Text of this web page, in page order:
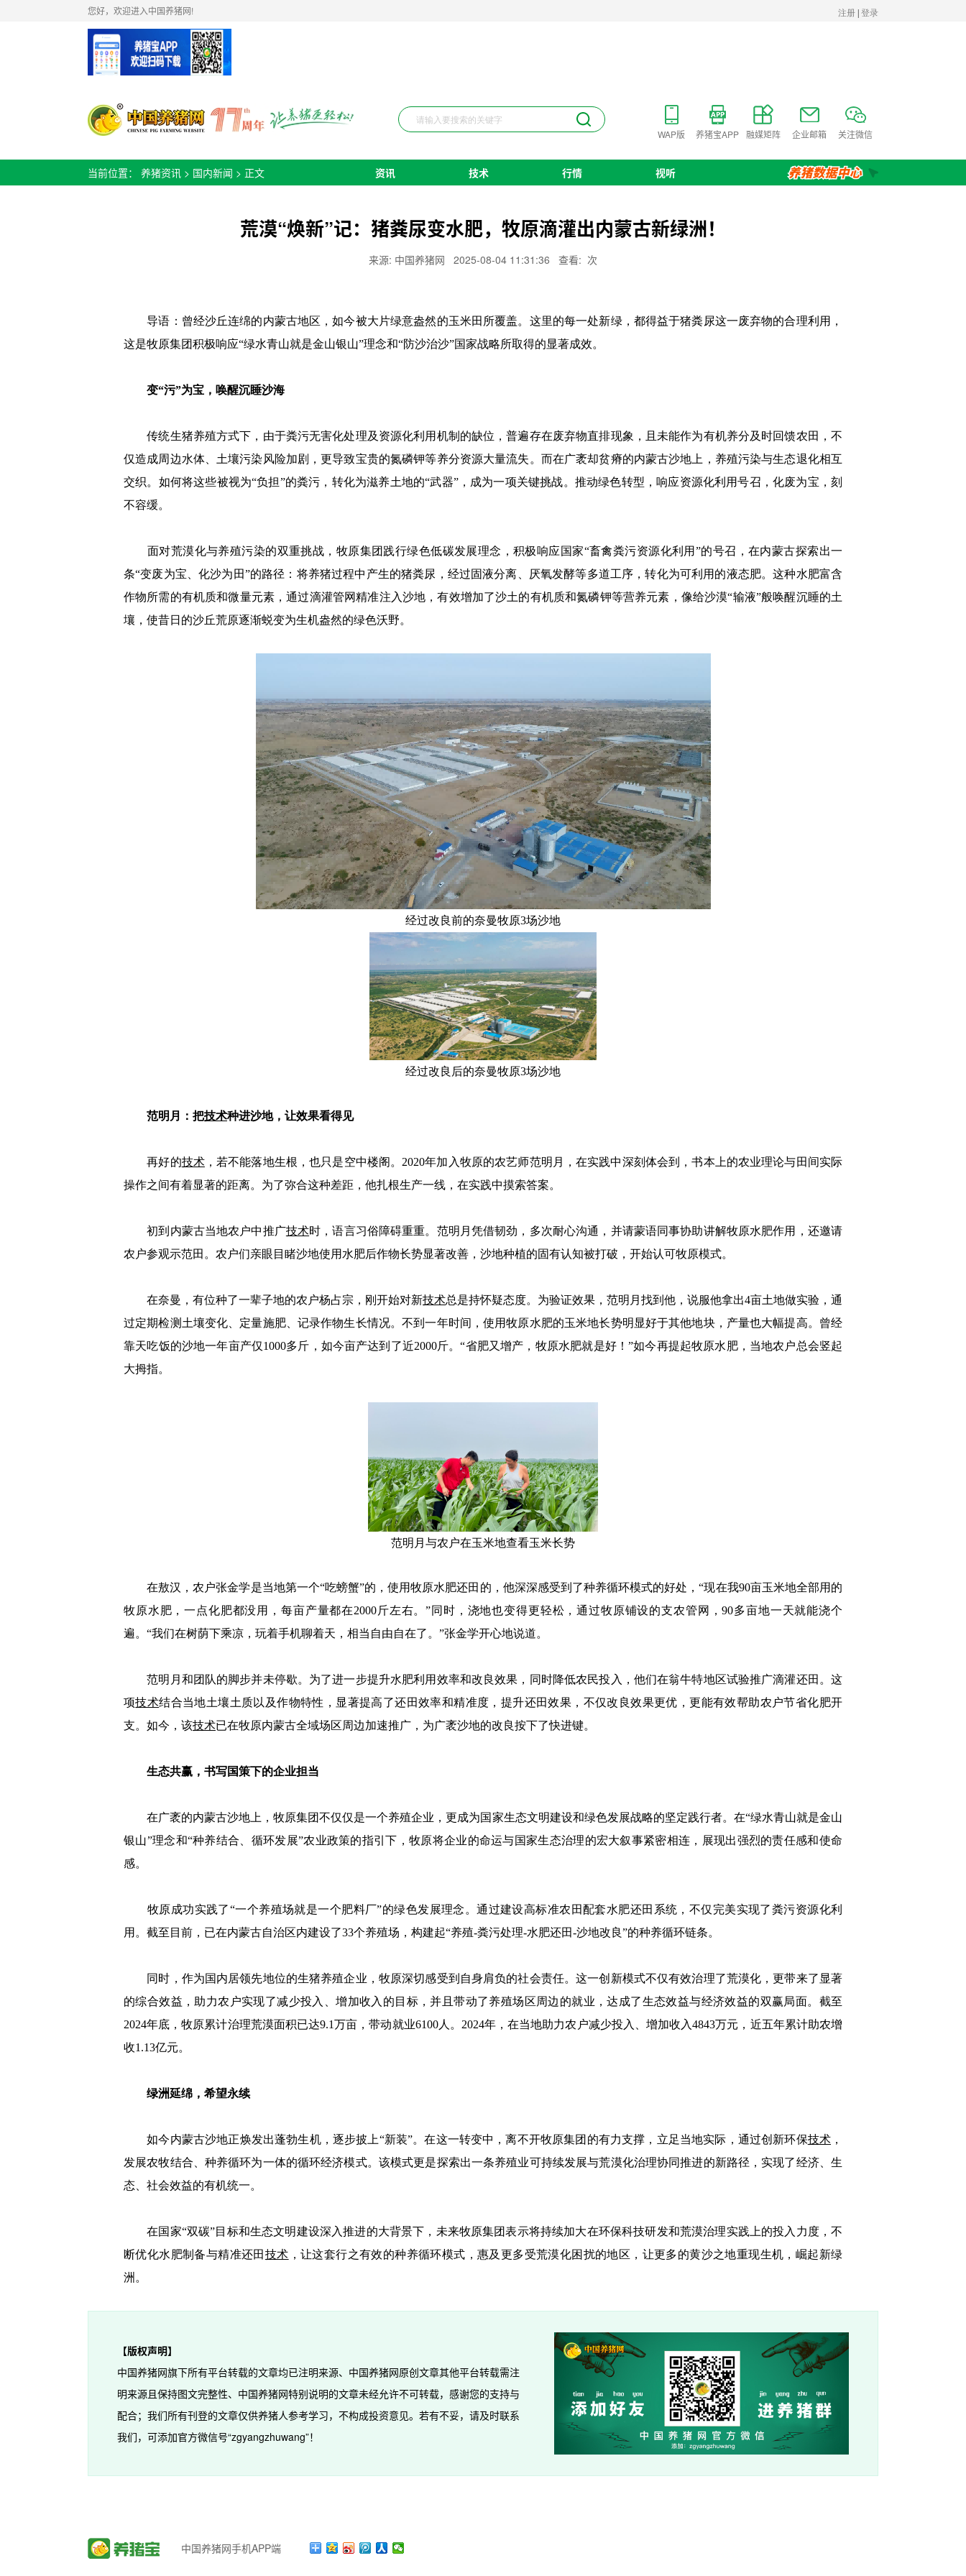
您好，欢迎进入中国养猪网!
WAP版 养猪宝APP 融媒矩阵 企业邮箱 关注微信
当前位置： 养猪资讯 > 国内新闻 > 正文 资讯 技术 行情 视听
荒漠“焕新”记：猪粪尿变水肥，牧原滴灌出内蒙古新绿洲！
来源: 中国养猪网 2025-08-04 11:31:36 查看: 次
导语：曾经沙丘连绵的内蒙古地区，如今被大片绿意盎然的玉米田所覆盖。这里的每一处新绿，都得益于猪粪尿这一废弃物的合理利用，
这是牧原集团积极响应“绿水青山就是金山银山”理念和“防沙治沙”国家战略所取得的显著成效。
变“污”为宝，唤醒沉睡沙海
传统生猪养殖方式下，由于粪污无害化处理及资源化利用机制的缺位，普遍存在废弃物直排现象，且未能作为有机养分及时回馈农田，不
仅造成周边水体、土壤污染风险加剧，更导致宝贵的氮磷钾等养分资源大量流失。而在广袤却贫瘠的内蒙古沙地上，养殖污染与生态退化相互
交织。如何将这些被视为“负担”的粪污，转化为滋养土地的“武器”，成为一项关键挑战。推动绿色转型，响应资源化利用号召，化废为宝，刻
不容缓。
面对荒漠化与养殖污染的双重挑战，牧原集团践行绿色低碳发展理念，积极响应国家“畜禽粪污资源化利用”的号召，在内蒙古探索出一
条“变废为宝、化沙为田”的路径：将养猪过程中产生的猪粪尿，经过固液分离、厌氧发酵等多道工序，转化为可利用的液态肥。这种水肥富含
作物所需的有机质和微量元素，通过滴灌管网精准注入沙地，有效增加了沙土的有机质和氮磷钾等营养元素，像给沙漠“输液”般唤醒沉睡的土
壤，使昔日的沙丘荒原逐渐蜕变为生机盎然的绿色沃野。
经过改良前的奈曼牧原3场沙地
经过改良后的奈曼牧原3场沙地
范明月：把技术种进沙地，让效果看得见
再好的技术，若不能落地生根，也只是空中楼阁。2020年加入牧原的农艺师范明月，在实践中深刻体会到，书本上的农业理论与田间实际
操作之间有着显著的距离。为了弥合这种差距，他扎根生产一线，在实践中摸索答案。
初到内蒙古当地农户中推广技术时，语言习俗障碍重重。范明月凭借韧劲，多次耐心沟通，并请蒙语同事协助讲解牧原水肥作用，还邀请
农户参观示范田。农户们亲眼目睹沙地使用水肥后作物长势显著改善，沙地种植的固有认知被打破，开始认可牧原模式。
在奈曼，有位种了一辈子地的农户杨占宗，刚开始对新技术总是持怀疑态度。为验证效果，范明月找到他，说服他拿出4亩土地做实验，通
过定期检测土壤变化、定量施肥、记录作物生长情况。不到一年时间，使用牧原水肥的玉米地长势明显好于其他地块，产量也大幅提高。曾经
靠天吃饭的沙地一年亩产仅1000多斤，如今亩产达到了近2000斤。“省肥又增产，牧原水肥就是好！”如今再提起牧原水肥，当地农户总会竖起
大拇指。
范明月与农户在玉米地查看玉米长势
在敖汉，农户张金学是当地第一个“吃螃蟹”的，使用牧原水肥还田的，他深深感受到了种养循环模式的好处，“现在我90亩玉米地全部用的
牧原水肥，一点化肥都没用，每亩产量都在2000斤左右。”同时，浇地也变得更轻松，通过牧原铺设的支农管网，90多亩地一天就能浇个
遍。“我们在树荫下乘凉，玩着手机聊着天，相当自由自在了。”张金学开心地说道。
范明月和团队的脚步并未停歇。为了进一步提升水肥利用效率和改良效果，同时降低农民投入，他们在翁牛特地区试验推广滴灌还田。这
项技术结合当地土壤土质以及作物特性，显著提高了还田效率和精准度，提升还田效果，不仅改良效果更优，更能有效帮助农户节省化肥开
支。如今，该技术已在牧原内蒙古全域场区周边加速推广，为广袤沙地的改良按下了快进键。
生态共赢，书写国策下的企业担当
在广袤的内蒙古沙地上，牧原集团不仅仅是一个养殖企业，更成为国家生态文明建设和绿色发展战略的坚定践行者。在“绿水青山就是金山
银山”理念和“种养结合、循环发展”农业政策的指引下，牧原将企业的命运与国家生态治理的宏大叙事紧密相连，展现出强烈的责任感和使命
感。
牧原成功实践了“一个养殖场就是一个肥料厂”的绿色发展理念。通过建设高标准农田配套水肥还田系统，不仅完美实现了粪污资源化利
用。截至目前，已在内蒙古自治区内建设了33个养殖场，构建起“养殖-粪污处理-水肥还田-沙地改良”的种养循环链条。
同时，作为国内居领先地位的生猪养殖企业，牧原深切感受到自身肩负的社会责任。这一创新模式不仅有效治理了荒漠化，更带来了显著
的综合效益，助力农户实现了减少投入、增加收入的目标，并且带动了养殖场区周边的就业，达成了生态效益与经济效益的双赢局面。截至
2024年底，牧原累计治理荒漠面积已达9.1万亩，带动就业6100人。2024年，在当地助力农户减少投入、增加收入4843万元，近五年累计助农增
收1.13亿元。
绿洲延绵，希望永续
如今内蒙古沙地正焕发出蓬勃生机，逐步披上“新装”。在这一转变中，离不开牧原集团的有力支撑，立足当地实际，通过创新环保技术 ，
发展农牧结合、种养循环为一体的循环经济模式。该模式更是探索出一条养殖业可持续发展与荒漠化治理协同推进的新路径，实现了经济、生
态、社会效益的有机统一。
在国家“双碳”目标和生态文明建设深入推进的大背景下，未来牧原集团表示将持续加大在环保科技研发和荒漠治理实践上的投入力度，不
断优化水肥制备与精准还田 技术 ，让这套行之有效的种养循环模式，惠及更多受荒漠化困扰的地区，让更多的黄沙之地重现生机，崛起新绿
洲。
【版权声明】
中国养猪网旗下所有平台转载的文章均已注明来源、中国养猪网原创文章其他平台转载需注
明来源且保持图文完整性、中国养猪网特别说明的文章未经允许不可转载，感谢您的支持与
配合；我们所有刊登的文章仅供养猪人参考学习，不构成投资意见。若有不妥，请及时联系
我们，可添加官方微信号“zgyangzhuwang”！
中国养猪网手机APP端